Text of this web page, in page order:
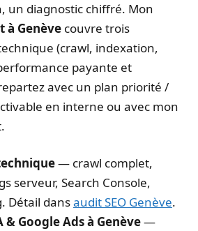
un diagnostic chiffré. Mon
à Genève couvre trois
(crawl, indexation,
payante et
avec un plan priorité /
en interne ou avec mon
— crawl complet,
serveur, Search Console,
Détail dansaudit SEO Genève.
& Google Ads à Genève—